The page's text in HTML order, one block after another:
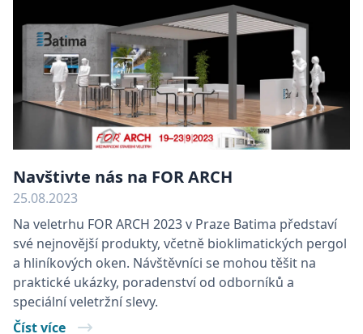
Navštivte nás na FOR ARCH
25.08.2023
Na veletrhu FOR ARCH 2023 v Praze Batima představí
své nejnovější produkty, včetně bioklimatických pergol
a hliníkových oken. Návštěvníci se mohou těšit na
praktické ukázky, poradenství od odborníků a
speciální veletržní slevy.
Číst více
ke zlepšení uživatelského zážitku. Používáním
našich webových stránek souhlasíte se všemi
soubory cookie v souladu s našimi zásadami
používání souborů cookie.
POVOLIT VŠECHNY COOKIES
POVOLIT POUZE NUTNÉ
UPRAVIT PREFERENCE
VÝKONOVÉ SOUBORY
SOUBORY CÍLENÍ